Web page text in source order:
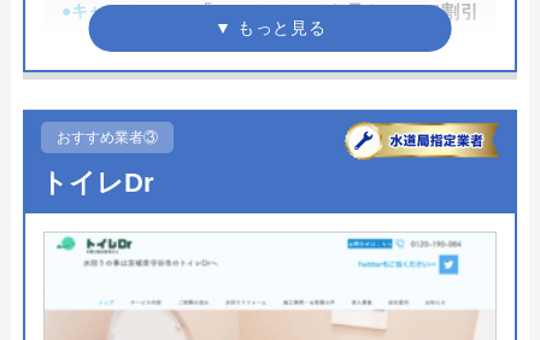
イースマイルの詳細ページはこちら
公式サイトで
料金詳細を見る
イースマイルの基本情報
●キャンペーン
「ホームページを見た！」で割引
2,000円
●受付時間
●定休日
●出張見積もり 出張・見積もり無料
現金、クレジットカード、コンビ
ニ後払い、QRコード決済
おすすめ業者③
トイレDr